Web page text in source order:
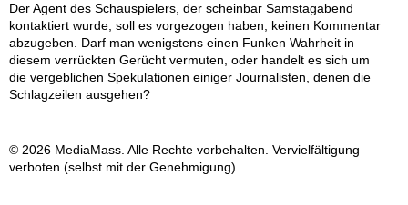
Der Agent des Schauspielers, der scheinbar Samstagabend
kontaktiert wurde, soll es vorgezogen haben, keinen Kommentar
abzugeben. Darf man wenigstens einen Funken Wahrheit in
diesem verrückten Gerücht vermuten, oder handelt es sich um
die vergeblichen Spekulationen einiger Journalisten, denen die
Schlagzeilen ausgehen?
© 2026 MediaMass. Alle Rechte vorbehalten. Vervielfältigung
verboten (selbst mit der Genehmigung).